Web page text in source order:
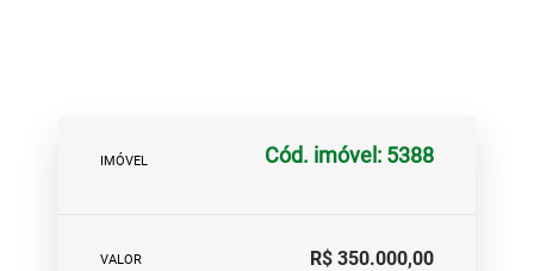
IMÓVEL Cód. imóvel: 5388
VALOR R$ 350.000,00